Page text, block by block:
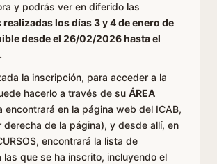
y podrás ver en diferido las
los días 3 y 4 de enero de
desde el 26/02/2026 hasta el
la inscripción, para acceder a la
hacerlo a través de su ÁREA
encontrará en la página web del ICAB,
derecha de la página), y desde allí, en
encontrará la lista de
las que se ha inscrito, incluyendo el